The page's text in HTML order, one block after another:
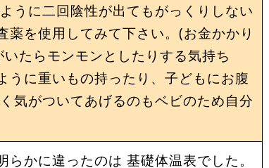
うに二回陰性が出てもがっくりしない
を使用してみて下さい。(お金かかり
たらモンモンとしたりする気持ち
うに重いもの持ったり、子どもにお腹
気がついてあげるのもベビのため自分
かに違ったのは 基礎体温表でした。